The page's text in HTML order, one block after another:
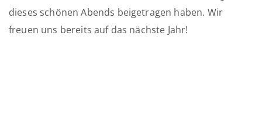
dieses schönen Abends beigetragen haben. Wir
freuen uns bereits auf das nächste Jahr!